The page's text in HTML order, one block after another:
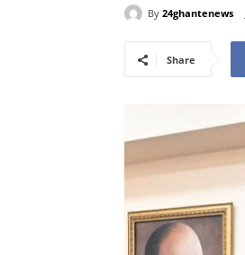
By 24ghantenews
Share